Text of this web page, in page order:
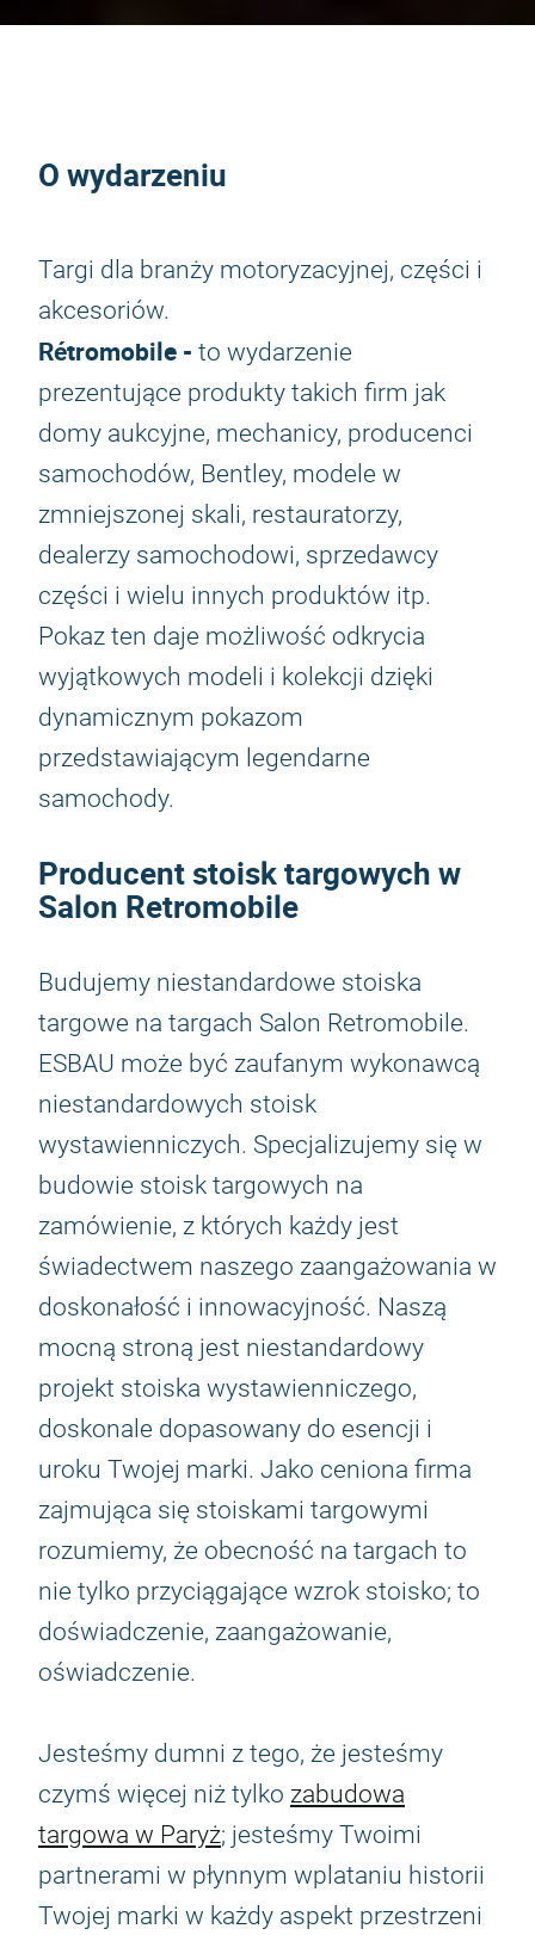
O wydarzeniu
Targi dla branży motoryzacyjnej, części i
akcesoriów.
Rétromobile - to wydarzenie
prezentujące produkty takich firm jak
domy aukcyjne, mechanicy, producenci
samochodów, Bentley, modele w
zmniejszonej skali, restauratorzy,
dealerzy samochodowi, sprzedawcy
części i wielu innych produktów itp.
Pokaz ten daje możliwość odkrycia
wyjątkowych modeli i kolekcji dzięki
dynamicznym pokazom
przedstawiającym legendarne
samochody.
Producent stoisk targowych w
Salon Retromobile
Budujemy niestandardowe stoiska
targowe na targach Salon Retromobile.
ESBAU może być zaufanym wykonawcą
niestandardowych stoisk
wystawienniczych. Specjalizujemy się w
budowie stoisk targowych na
zamówienie, z których każdy jest
świadectwem naszego zaangażowania w
doskonałość i innowacyjność. Naszą
mocną stroną jest niestandardowy
projekt stoiska wystawienniczego,
doskonale dopasowany do esencji i
uroku Twojej marki. Jako ceniona firma
zajmująca się stoiskami targowymi
rozumiemy, że obecność na targach to
nie tylko przyciągające wzrok stoisko; to
doświadczenie, zaangażowanie,
oświadczenie.
Jesteśmy dumni z tego, że jesteśmy
czymś więcej niż tylko zabudowa
targowa w Paryż; jesteśmy Twoimi
partnerami w płynnym wplataniu historii
Twojej marki w każdy aspekt przestrzeni